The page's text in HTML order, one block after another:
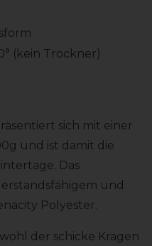
(kein Trockner)
sich mit einer
und ist damit die
Das
und
Polyester.
der schicke Kragen